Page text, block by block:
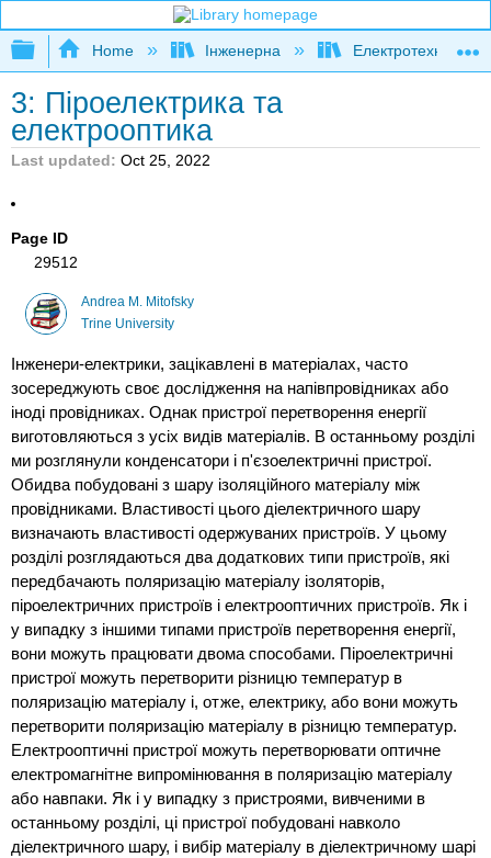
Expand/collapse global hierarchy
Home Інженерна Електротехніка
3: Піроелектрика та
електрооптика
Last updated Oct 25, 2022
Page ID
29512
Andrea M. Mitofsky
Trine University
Інженери-електрики, зацікавлені в матеріалах, часто
зосереджують своє дослідження на напівпровідниках або
іноді провідниках. Однак пристрої перетворення енергії
виготовляються з усіх видів матеріалів. В останньому розділі
ми розглянули конденсатори і п'єзоелектричні пристрої.
Обидва побудовані з шару ізоляційного матеріалу між
провідниками. Властивості цього діелектричного шару
визначають властивості одержуваних пристроїв. У цьому
розділі розглядаються два додаткових типи пристроїв, які
передбачають поляризацію матеріалу ізоляторів,
піроелектричних пристроїв і електрооптичних пристроїв. Як і
у випадку з іншими типами пристроїв перетворення енергії,
вони можуть працювати двома способами. Піроелектричні
пристрої можуть перетворити різницю температур в
поляризацію матеріалу і, отже, електрику, або вони можуть
перетворити поляризацію матеріалу в різницю температур.
Електрооптичні пристрої можуть перетворювати оптичне
електромагнітне випромінювання в поляризацію матеріалу
або навпаки. Як і у випадку з пристроями, вивченими в
останньому розділі, ці пристрої побудовані навколо
діелектричного шару, і вибір матеріалу в діелектричному шарі